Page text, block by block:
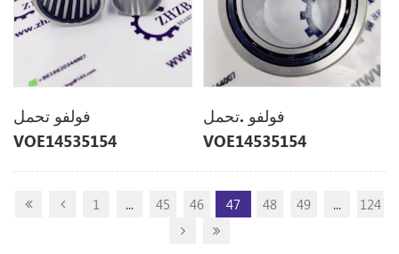
فولفو تحمل
VOE14535154
14535154
فولفو .تحمل
VOE14535154
14535154
1 ... 45 46 47 48 49 ... 124